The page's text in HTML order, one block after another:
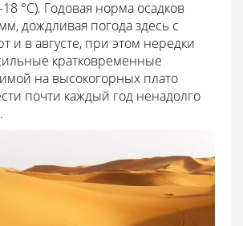
18 °С). Годовая норма осадков
дождливая погода здесь с
и в августе, при этом нередки
кратковременные
на высокогорных плато
почти каждый год ненадолго